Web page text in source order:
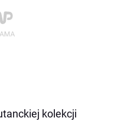
kolekcji